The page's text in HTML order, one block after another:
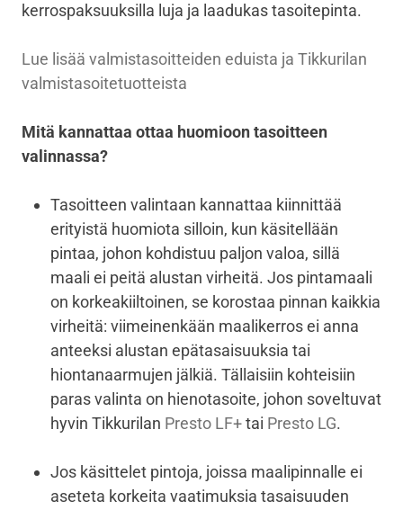
kerrospaksuuksilla luja ja laadukas tasoitepinta.
Lue lisää valmistasoitteiden eduista ja Tikkurilan
valmistasoitetuotteista
Mitä kannattaa ottaa huomioon tasoitteen
valinnassa?
Tasoitteen valintaan kannattaa kiinnittää
erityistä huomiota silloin, kun käsitellään
pintaa, johon kohdistuu paljon valoa, sillä
maali ei peitä alustan virheitä. Jos pintamaali
on korkeakiiltoinen, se korostaa pinnan kaikkia
virheitä: viimeinenkään maalikerros ei anna
anteeksi alustan epätasaisuuksia tai
hiontanaarmujen jälkiä. Tällaisiin kohteisiin
paras valinta on hienotasoite, johon soveltuvat
hyvin Tikkurilan Presto LF+tai Presto LG.
Jos käsittelet pintoja, joissa maalipinnalle ei
aseteta korkeita vaatimuksia tasaisuuden